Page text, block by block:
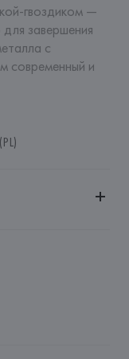
—
для завершения
с
современный и